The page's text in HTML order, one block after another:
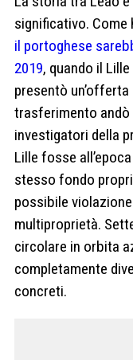
significativo. Come
il portoghese
2019, quando il
presentò
trasferimento
investigatori della
Lille fosse
stesso fondo
possibile
multiproprietà.
circolare in orbita
completamente
concreti.